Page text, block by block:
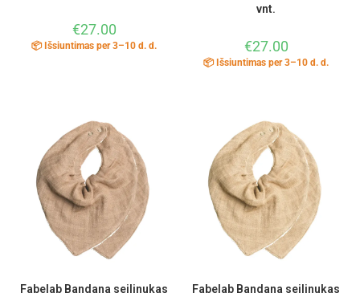
€27.00
📦 Išsiuntimas per 3–10 d. d.
vnt.
€27.00
📦 Išsiuntimas per 3–10 d. d.
Fabelab Bandana seilinukas
Fabelab Bandana seilinukas